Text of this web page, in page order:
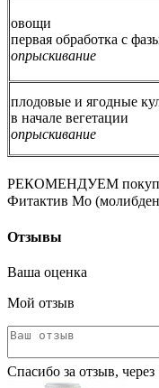
овощи
первая обработка с
опрыскивание
плодовые и ягодные
в начале вегетации
опрыскивание
РЕКОМЕНДУЕМ
Фитактив Мо
Отзывы
Ваша оценка
Мой отзыв
Спасибо за отзыв,